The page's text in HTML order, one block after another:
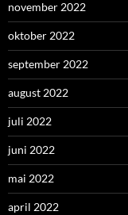
november 2022
oktober 2022
september 2022
august 2022
juli 2022
juni 2022
mai 2022
april 2022